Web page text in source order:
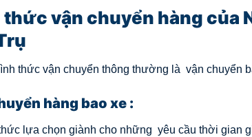
thức vận chuyển hàng của
thức vận chuyển thông thường là vận chuyển
hàng bao xe :
lựa chọn giành cho những yêu cầu thời gian